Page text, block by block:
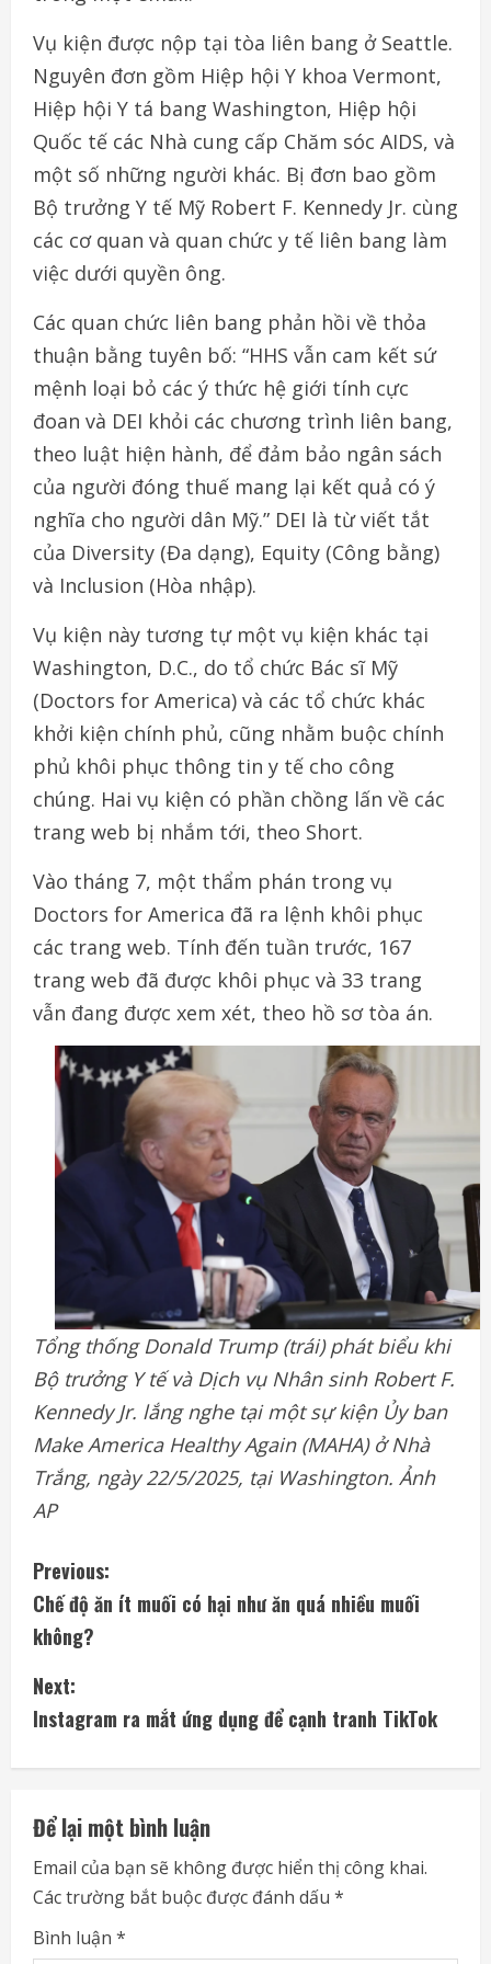
Vụ kiện được nộp tại tòa liên bang ở Seattle.
Nguyên đơn gồm Hiệp hội Y khoa Vermont,
Hiệp hội Y tá bang Washington, Hiệp hội
Quốc tế các Nhà cung cấp Chăm sóc AIDS, và
một số những người khác. Bị đơn bao gồm
Bộ trưởng Y tế Mỹ Robert F. Kennedy Jr. cùng
các cơ quan và quan chức y tế liên bang làm
việc dưới quyền ông.
Các quan chức liên bang phản hồi về thỏa
thuận bằng tuyên bố: “HHS vẫn cam kết sứ
mệnh loại bỏ các ý thức hệ giới tính cực
đoan và DEI khỏi các chương trình liên bang,
theo luật hiện hành, để đảm bảo ngân sách
của người đóng thuế mang lại kết quả có ý
nghĩa cho người dân Mỹ.” DEI là từ viết tắt
của Diversity (Đa dạng), Equity (Công bằng)
và Inclusion (Hòa nhập).
Vụ kiện này tương tự một vụ kiện khác tại
Washington, D.C., do tổ chức Bác sĩ Mỹ
(Doctors for America) và các tổ chức khác
khởi kiện chính phủ, cũng nhằm buộc chính
phủ khôi phục thông tin y tế cho công
chúng. Hai vụ kiện có phần chồng lấn về các
trang web bị nhắm tới, theo Short.
Vào tháng 7, một thẩm phán trong vụ
Doctors for America đã ra lệnh khôi phục
các trang web. Tính đến tuần trước, 167
trang web đã được khôi phục và 33 trang
vẫn đang được xem xét, theo hồ sơ tòa án.
Tổng thống Donald Trump (trái) phát biểu khi
Bộ trưởng Y tế và Dịch vụ Nhân sinh Robert F.
Kennedy Jr. lắng nghe tại một sự kiện Ủy ban
Make America Healthy Again (MAHA) ở Nhà
Trắng, ngày 22/5/2025, tại Washington. Ảnh
AP
C
o
n
t
i
n
u
e
R
Previous:
Chế độ ăn ít muối có hại như ăn quá nhiều muối
không?
Next:
Instagram ra mắt ứng dụng để cạnh tranh TikTok
Để lại một bình luận
Email của bạn sẽ không được hiển thị công khai.
Các trường bắt buộc được đánh dấu *
Bình luận *